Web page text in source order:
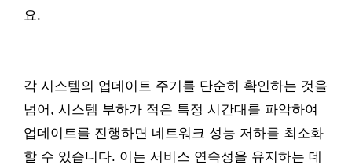
요.
각 시스템의 업데이트 주기를 단순히 확인하는 것을
넘어, 시스템 부하가 적은 특정 시간대를 파악하여
업데이트를 진행하면 네트워크 성능 저하를 최소화
할 수 있습니다. 이는 서비스 연속성을 유지하는 데